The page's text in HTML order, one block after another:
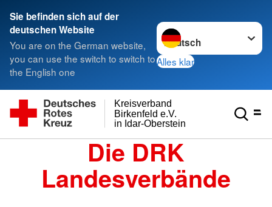
Sie befinden sich auf der
deutschen Website
You are on the German website,
you can use the switch to switch to
the English one
Sprache wechseln zu
Alles klar
in Idar-Oberstein
Birkenfeld e.V.
Kreisverband
Die DRK
Landesverbände